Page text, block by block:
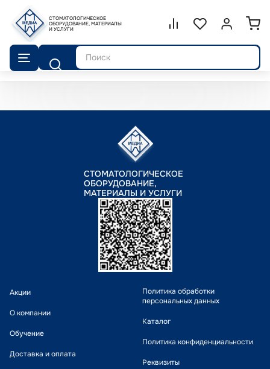
СТОМАТОЛОГИЧЕСКОЕ
ОБОРУДОВАНИЕ, МАТЕРИАЛЫ
И УСЛУГИ
Сравнение.
СписокВойти или
Поиск
СТОМАТОЛОГИЧЕСКОЕ
ОБОРУДОВАНИЕ,
МАТЕРИАЛЫ И УСЛУГИ
Акции
О компании
Обучение
Доставка и оплата
Политика обработки
персональных данных
Каталог
Политика конфиденциальности
Реквизиты